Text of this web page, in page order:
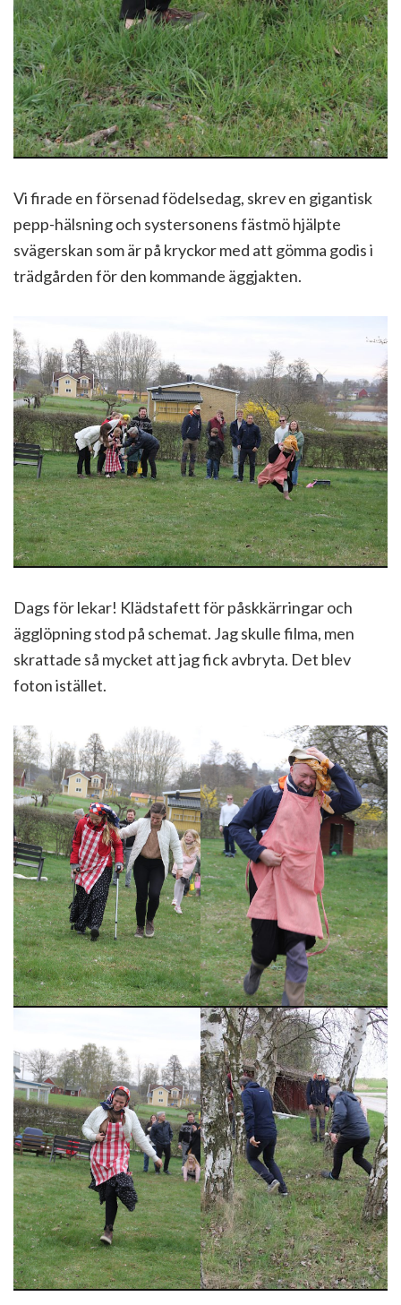
Vi firade en försenad födelsedag, skrev en gigantisk
pepp-hälsning och systersonens fästmö hjälpte
svägerskan som är på kryckor med att gömma godis i
trädgården för den kommande äggjakten.
Dags för lekar! Klädstafett för påskkärringar och
ägglöpning stod på schemat. Jag skulle filma, men
skrattade så mycket att jag fick avbryta. Det blev
foton istället.